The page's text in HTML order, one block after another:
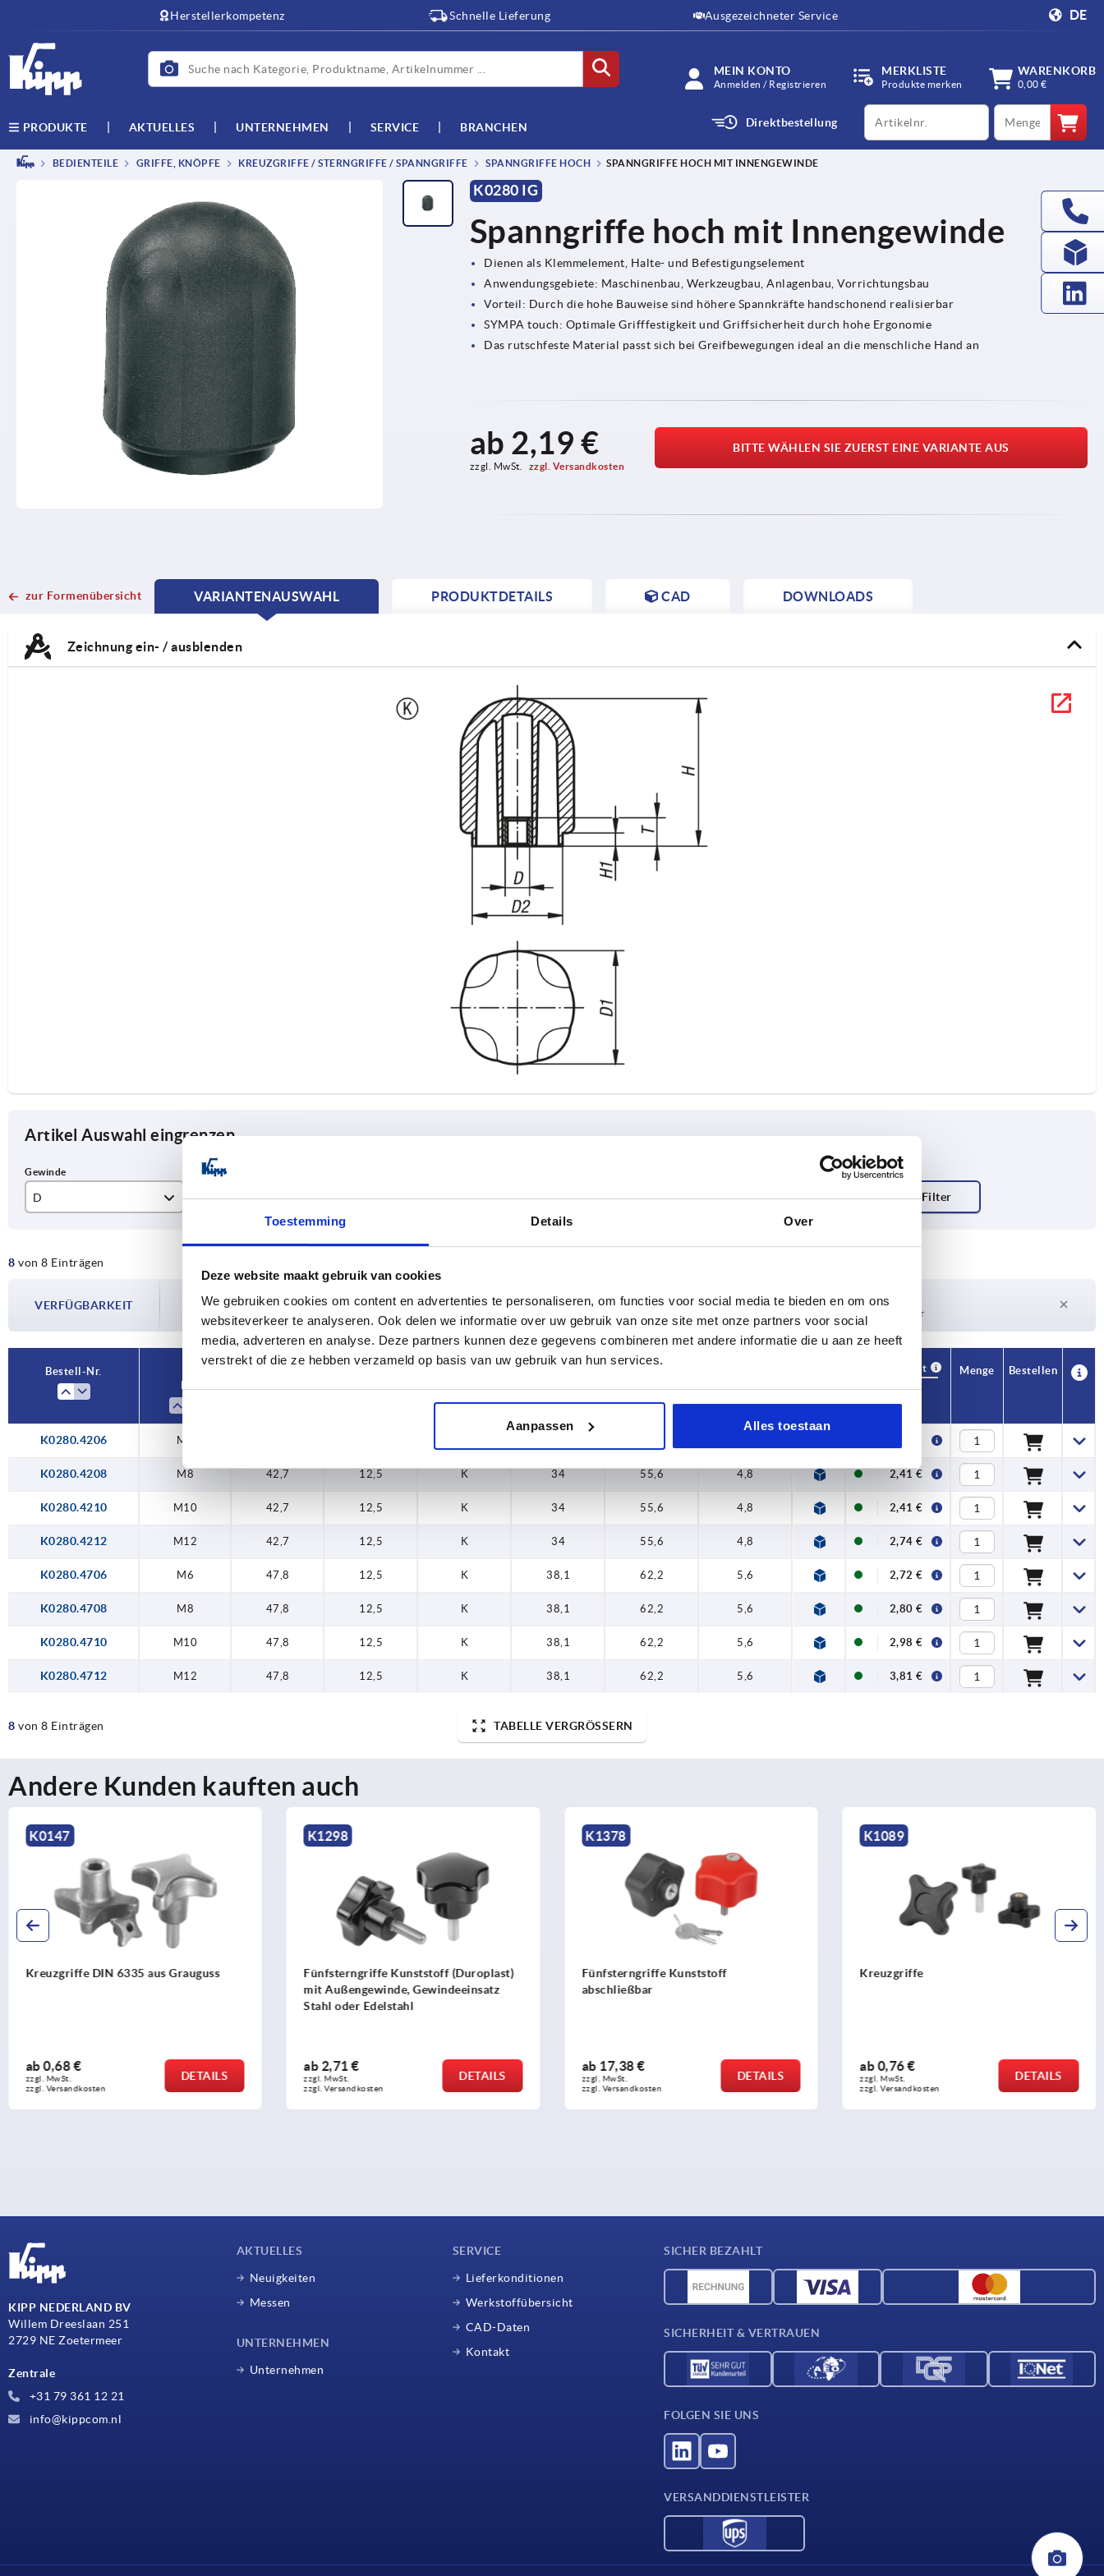
Toestemming Details Over
Deze website maakt gebruik van cookies
We gebruiken cookies om content en advertenties te personaliseren, om functies voor social media te bieden en om ons
websiteverkeer te analyseren. Ook delen we informatie over uw gebruik van onze site met onze partners voor social
media, adverteren en analyse. Deze partners kunnen deze gegevens combineren met andere informatie die u aan ze heeft
verstrekt of die ze hebben verzameld op basis van uw gebruik van hun services.
Aanpassen Alles toestaan
Herstellerkompetenz Schnelle Lieferung Ausgezeichneter Service DE
MEIN KONTO
Anmelden / Registrieren
MERKLISTE
Produkte merken
WARENKORB
0,00 €
PRODUKTE AKTUELLES UNTERNEHMEN SERVICE BRANCHEN Direktbestellung
productCode qty
BEDIENTEILE GRIFFE, KNÖPFE KREUZGRIFFE / STERNGRIFFE / SPANNGRIFFE SPANNGRIFFE HOCH SPANNGRIFFE HOCH MIT INNENGEWINDE
K0280 IG
Spanngriffe hoch mit Innengewinde
Dienen als Klemmelement, Halte- und Befestigungselement
Anwendungsgebiete: Maschinenbau, Werkzeugbau, Anlagenbau, Vorrichtungsbau
Vorteil: Durch die hohe Bauweise sind höhere Spannkräfte handschonend realisierbar
SYMPA touch: Optimale Grifffestigkeit und Griffsicherheit durch hohe Ergonomie
Das rutschfeste Material passt sich bei Greifbewegungen ideal an die menschliche Hand an
ab 2,19 €
zzgl. MwSt. zzgl. Versandkosten
BITTE WÄHLEN SIE ZUERST EINE VARIANTE AUS
zur Formenübersicht
VARIANTENAUSWAHL
CURRENT
CURRENT
PRODUKTDETAILS CAD DOWNLOADS
Zeichnung ein- / ausblenden
Artikel Auswahl eingrenzen
D
M8
M12
D1 T Form D2
8 von 8 Einträgen
VERFÜGBARKEIT
Im finalen Schritt vor Abschluss Ihrer Bestellung erfahren Sie das bestätigte
Versanddatum.
1-3 Tage
Lieferzeit auf Anfrage
Derzeit nicht auf Lager
Bestell-Nr.
D
Verfügbarkeit
Menge Bestellen
K0280.4206 M6 2,19 €
K0280.4208 M8 42,7 12,5 K 34 55,6 4,8 2,41 €
K0280.4210 M10 42,7 12,5 K 34 55,6 4,8 2,41 €
K0280.4212 M12 42,7 12,5 K 34 55,6 4,8 2,74 €
K0280.4706 M6 47,8 12,5 K 38,1 62,2 5,6 2,72 €
K0280.4708 M8 47,8 12,5 K 38,1 62,2 5,6 2,80 €
K0280.4710 M10 47,8 12,5 K 38,1 62,2 5,6 2,98 €
K0280.4712 M12 47,8 12,5 K 38,1 62,2 5,6 3,81 €
8 von 8 Einträgen TABELLE VERGRÖSSERN
Andere Kunden kauften auch
K1298
Fünfsterngriffe Kunststoff (Duroplast)
ab2,71 €
zzgl. MwSt.
zzgl. Versandkosten
DETAILS
K1378
Fünfsterngriffe Kunststoff
abschließbar
ab 17,38 €
zzgl. MwSt.
zzgl. Versandkosten
DETAILS
K1089
Kreuzgriffe
ab 0,76 €
zzgl. MwSt.
zzgl. Versandkosten
DETAILS
K1291
Sterngriffe mit verlängertem Bund
ab5,00 €
zzgl. MwSt.
zzgl. Versandkosten
DETAILS
KIPP NEDERLAND BV
Willem Dreeslaan 251
2729 NE Zoetermeer
Zentrale
+31 79 361 12 21
info@kippcom.nl
AKTUELLES
Neuigkeiten
Messen
UNTERNEHMEN
Unternehmen
SERVICE
Lieferkonditionen
Werkstoffübersicht
CAD-Daten
Kontakt
SICHER BEZAHLT
SICHERHEIT & VERTRAUEN
FOLGEN SIE UNS
VERSANDDIENSTLEISTER